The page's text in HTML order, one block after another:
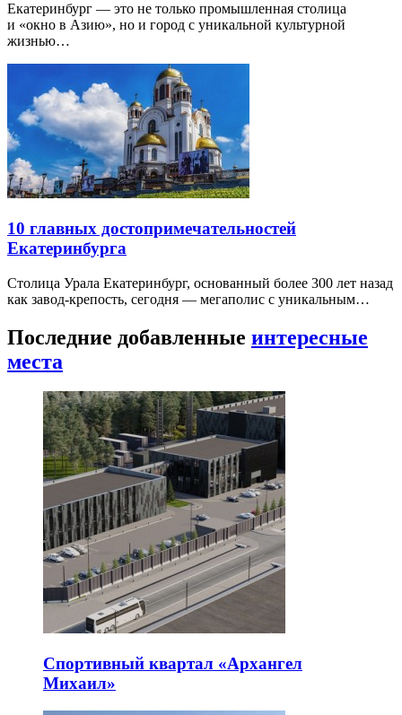
Екатеринбург — это не только промышленная столица
и «окно в Азию», но и город с уникальной культурной
жизнью…
10 главных достопримечательностей
Екатеринбурга
Столица Урала Екатеринбург, основанный более 300 лет назад
как завод-крепость, сегодня — мегаполис с уникальным…
Последние добавленные интересные
места
Спортивный квартал «Архангел
Михаил»